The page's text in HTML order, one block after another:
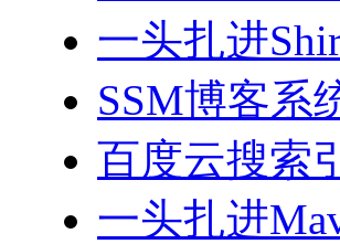
一头扎进
SSM博客系
百度云搜索
一头扎进